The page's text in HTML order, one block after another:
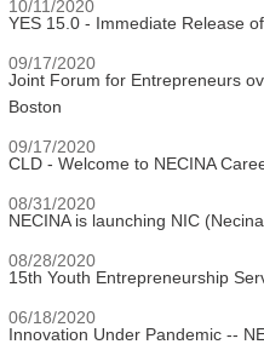
10/11/2020
YES 15.0 - Immediate Release
09/17/2020
Joint Forum for Entrepreneurs
Boston
09/17/2020
CLD - Welcome to NECINA
08/31/2020
NECINA is launching NIC
08/28/2020
15th Youth Entrepreneurship
06/18/2020
Innovation Under Pandemic --